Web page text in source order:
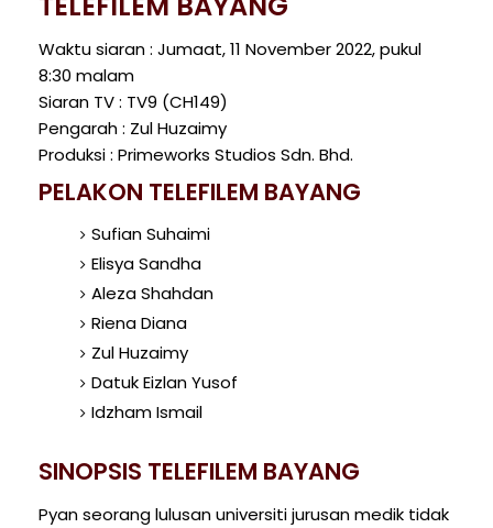
Waktu siaran : Jumaat, 11 November 2022, pukul
8:30 malam
Siaran TV : TV9 (CH149)
Pengarah : Zul Huzaimy
Produksi : Primeworks Studios Sdn. Bhd.
PELAKON TELEFILEM BAYANG
Sufian Suhaimi
Elisya Sandha
Aleza Shahdan
Riena Diana
Zul Huzaimy
Datuk Eizlan Yusof
Idzham Ismail
SINOPSIS TELEFILEM BAYANG
Pyan seorang lulusan universiti jurusan medik tidak